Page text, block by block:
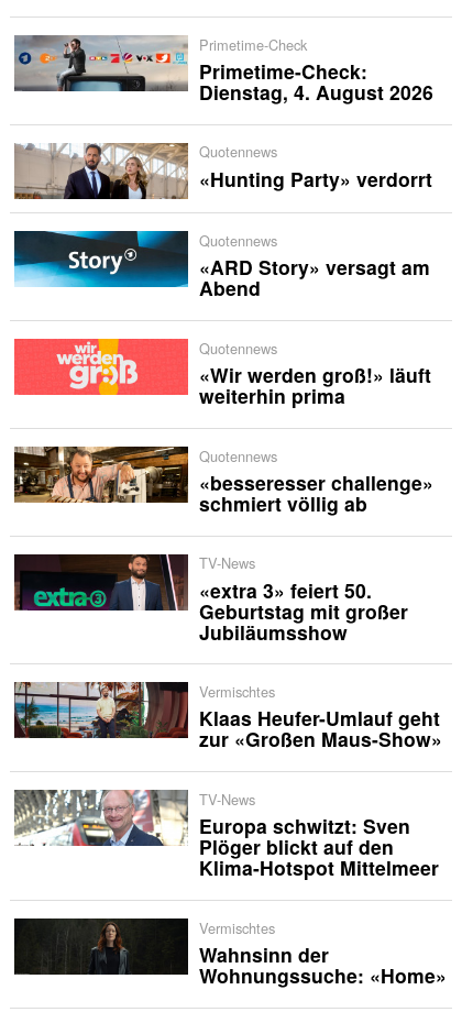
Primetime-Check
Primetime-Check:
Dienstag, 4. August 2026
Quotennews
«Hunting Party» verdorrt
Quotennews
«ARD Story» versagt am
Abend
Quotennews
«Wir werden groß!» läuft
weiterhin prima
Quotennews
«besseresser challenge»
schmiert völlig ab
TV-News
«extra 3» feiert 50.
Geburtstag mit großer
Jubiläumsshow
Vermischtes
Klaas Heufer-Umlauf geht
zur «Großen Maus-Show»
TV-News
Europa schwitzt: Sven
Plöger blickt auf den
Klima-Hotspot Mittelmeer
Vermischtes
Wahnsinn der
Wohnungssuche: «Home»